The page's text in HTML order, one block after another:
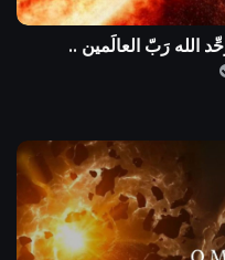
الله رَبّ العالَمين ..